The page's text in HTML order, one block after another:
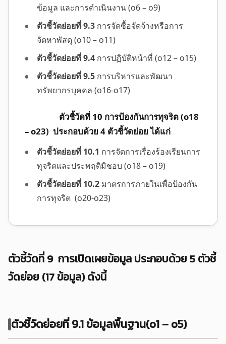
ข้อมูล และการดำเนินงาน (o6 – o9)
ตัวชี้วัดย่อยที่ 9.3 การจัดซื้อจัดจ้างหรือการ
จัดหาพัสดุ (o10 – o11)
ตัวชี้วัดย่อยที่ 9.4 การปฏิบัติหน้าที่ (o12 – o15)
ตัวชี้วัดย่อยที่ 9.5 การบริหารและพัฒนา
ทรัพยากรบุคคล (o16-o17)
ตัวชี้วัดที่ 10 การป้องกันการทุจริต (o18
– o23) ประกอบด้วย 4 ตัวชี้วัดย่อย ได้แก่
ตัวชี้วัดย่อยที่ 10.1 การจัดการเรื่องร้องเรียนการ
ทุจริตและประพฤติมิชอบ (o18 – o19)
ตัวชี้วัดย่อยที่ 10.2 มาตรการภายในเพื่อป้องกัน
การทุจริต (o20-o23)
ตัวชี้วัดที่ 9 การเปิดเผยข้อมูล ประกอบด้วย 5 ตัวชี้
วัดย่อย (17 ข้อมูล) ดังนี้
ตัวชี้วัดย่อยที่ 9.1 ข้อมูลพื้นฐาน(o1 – o5)